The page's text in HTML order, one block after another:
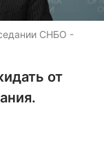
СНБО -
от